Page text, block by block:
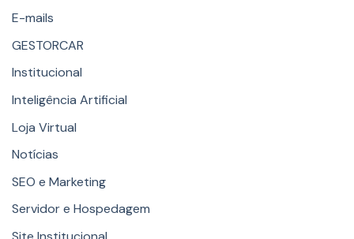
E-mails
GESTORCAR
Institucional
Inteligência Artificial
Loja Virtual
Notícias
SEO e Marketing
Servidor e Hospedagem